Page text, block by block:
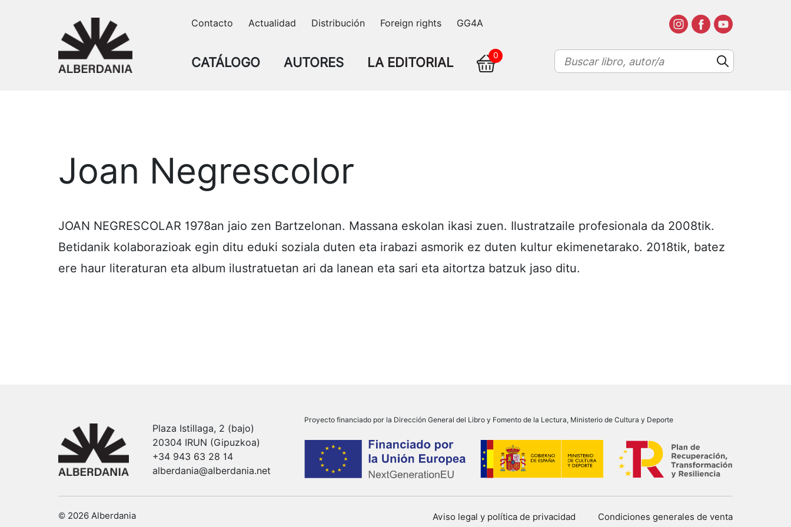
Contacto Actualidad Distribución Foreign rights GG4A
CATÁLOGO AUTORES LA EDITORIAL 0
Joan Negrescolor
JOAN NEGRESCOLAR 1978an jaio zen Bartzelonan. Massana eskolan ikasi zuen. Ilustratzaile profesionala da 2008tik.
Betidanik kolaborazioak egin ditu eduki soziala duten eta irabazi asmorik ez duten kultur ekimenetarako. 2018tik, batez
ere haur literaturan eta album ilustratuetan ari da lanean eta sari eta aitortza batzuk jaso ditu.
Plaza Istillaga, 2 (bajo)
20304 IRUN (Gipuzkoa)
+34 943 63 28 14
alberdania@alberdania.net
Proyecto financiado por la Dirección General del Libro y Fomento de la Lectura, Ministerio de Cultura y Deporte
© 2026 Alberdania Aviso legal y política de privacidad Condiciones generales de venta